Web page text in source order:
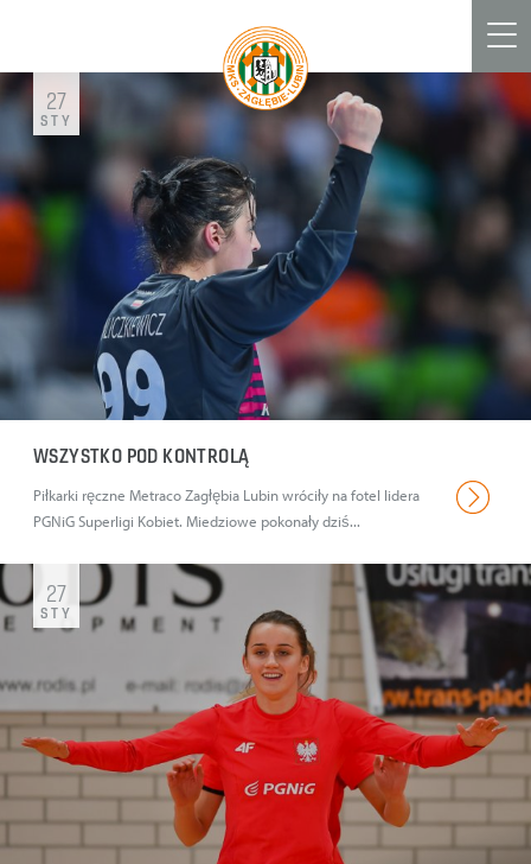
WSZYSTKO POD KONTROLĄ
Piłkarki ręczne Metraco Zagłębia Lubin wróciły na fotel lidera
PGNiG Superligi Kobiet. Miedziowe pokonały dziś...
27
STY
27
STY